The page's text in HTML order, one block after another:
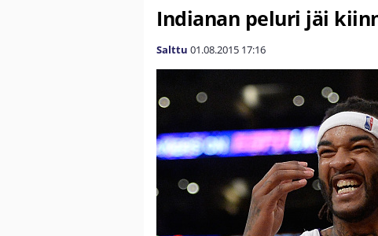
Indianan peluri jäi
Salttu 01.08.2015 17:16